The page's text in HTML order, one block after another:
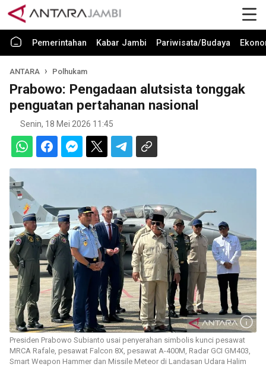
Pemerintahan Kabar Jambi Pariwisata/Budaya
ANTARA Polhukam
Prabowo: Pengadaan alutsista tonggak
penguatan pertahanan nasional
Senin, 18 Mei 2026 11:45
Presiden Prabowo Subianto usai penyerahan simbolis kunci pesawat
MRCA Rafale, pesawat Falcon 8X, pesawat A-400M, Radar GCI GM403,
Smart Weapon Hammer dan Missile Meteor di Landasan Udara Halim